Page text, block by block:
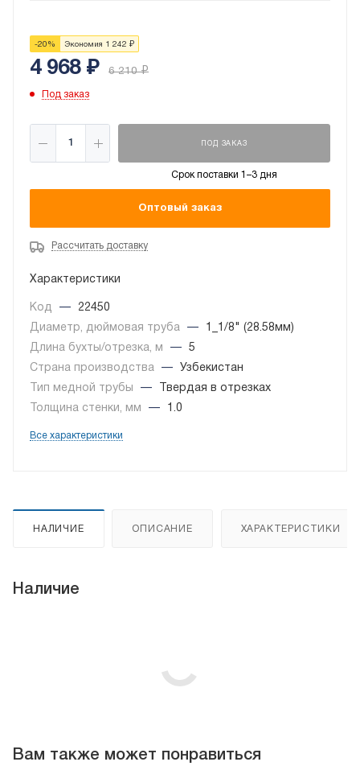
-20 % Экономия 1 242 ₽
4 968₽ 6 210₽
Под заказ
ПОД ЗАКАЗ
Срок поставки 1–3 дня
Оптовый заказ
Рассчитать доставку
Характеристики
Код —
22450
Диаметр, дюймовая труба
—
1_1/8" (28.58мм)
Длина бухты/отрезка, м
—
5
Страна производства
—
Узбекистан
Тип медной трубы
—
Твердая в отрезках
Толщина стенки, мм
— 1.0
Все характеристики
НАЛИЧИЕ ОПИСАНИЕ ХАРАКТЕРИСТИКИ
Наличие
Вам также может понравиться